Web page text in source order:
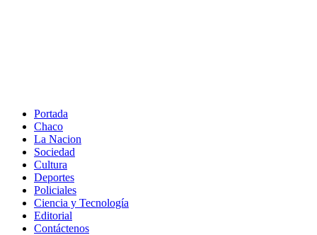
Portada
Chaco
La Nacion
Sociedad
Cultura
Deportes
Policiales
Ciencia y Tecnología
Editorial
Contáctenos